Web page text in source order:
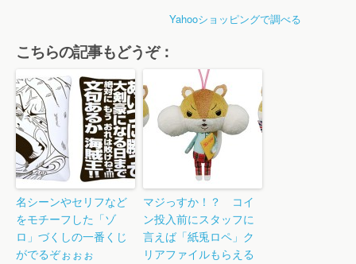
Yahooショッピングで調べる
こちらの記事もどうぞ：
名シーンやセリフなど
をモチーフした「ゾ
ロ」づくしの一番くじ
がでるぞぉぉぉ
マジっすか！？ コイ
ン投入前にスタッフに
言えば「紙兎ロペ」ク
リアファイルもらえる